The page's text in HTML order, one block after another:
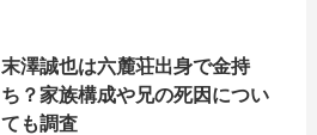
末澤誠也は六麓荘出身で金持
ち？家族構成や兄の死因につい
ても調査